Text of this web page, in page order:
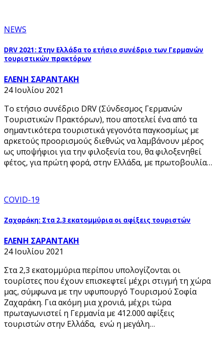
NEWS
DRV 2021: Στην Ελλάδα το ετήσιο συνέδριο των Γερμανών
τουριστικών πρακτόρων
ΕΛΕΝΗ ΣΑΡΑΝΤΑΚΗ
24 Ιουλίου 2021
Το ετήσιο συνέδριο DRV (Σύνδεσμος Γερμανών
Τουριστικών Πρακτόρων), που αποτελεί ένα από τα
σημαντικότερα τουριστικά γεγονότα παγκοσμίως με
αρκετούς προορισμούς διεθνώς να λαμβάνουν μέρος
ως υποψήφιοι για την φιλοξενία του, θα φιλοξενηθεί
φέτος, για πρώτη φορά, στην Ελλάδα, με πρωτοβουλία…
COVID-19
Ζαχαράκη: Στα 2,3 εκατομμύρια οι αφίξεις τουριστών
ΕΛΕΝΗ ΣΑΡΑΝΤΑΚΗ
24 Ιουλίου 2021
Στα 2,3 εκατομμύρια περίπου υπολογίζονται οι
τουρίστες που έχουν επισκεφτεί μέχρι στιγμή τη χώρα
μας, σύμφωνα με την υφυπουργό Τουρισμού Σοφία
Ζαχαράκη. Για ακόμη μια χρονιά, μέχρι τώρα
πρωταγωνιστεί η Γερμανία με 412.000 αφίξεις
τουριστών στην Ελλάδα, ενώ η μεγάλη…